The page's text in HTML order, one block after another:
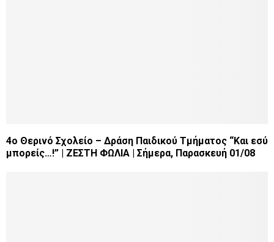
4ο Θερινό Σχολείο – Δράση Παιδικού Τμήματος “Και εσύ
μπορείς…!” | ΖΕΣΤΗ ΦΩΛΙΑ | Σήμερα, Παρασκευή 01/08